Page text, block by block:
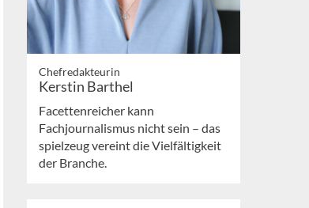
Chefredakteurin
Kerstin Barthel
Facettenreicher kann
Fachjournalismus nicht sein – das
spielzeug vereint die Vielfältigkeit
der Branche.